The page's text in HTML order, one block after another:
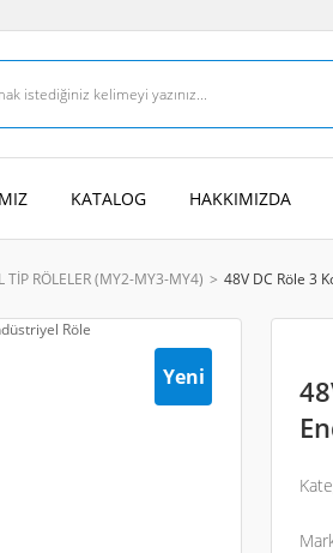
KATALOG HAKKIMIZDA
TİP RÖLELER (MY2-MY3-MY4) 48V DC Röle 3
Yeni